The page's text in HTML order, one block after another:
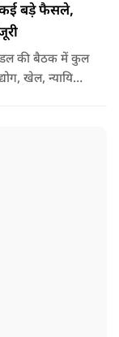
कई बड़े फैसले,
की बैठक में कुल
खेल, न्यायिक